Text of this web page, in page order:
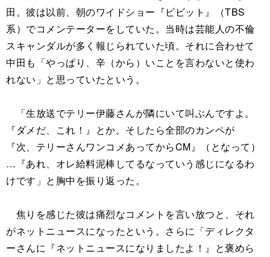
田。彼は以前、朝のワイドショー『ビビット』（TBS
系）でコメンテーターをしていた。当時は芸能人の不倫
スキャンダルが多く報じられていた頃。それに合わせて
中田も「やっぱり、辛（から）いことを言わないと使わ
れない」と思っていたという。
「生放送でテリー伊藤さんが隣にいて叫ぶんですよ。
『ダメだ、これ！』とか。そしたら全部のカンペが
『次、テリーさんワンコメあってからCM』（となって）
…『あれ、オレ給料泥棒してるなっていう感じになるわ
けです」と胸中を振り返った。
焦りを感じた彼は痛烈なコメントを言い放つと、それ
がネットニュースになったという。さらに「ディレクタ
ーさんに『ネットニュースになりましたよ！』と褒めら